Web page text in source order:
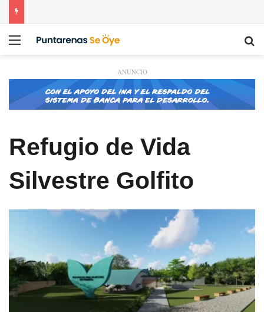
Menú
ANUNCIO
Refugio de Vida
Silvestre Golfito